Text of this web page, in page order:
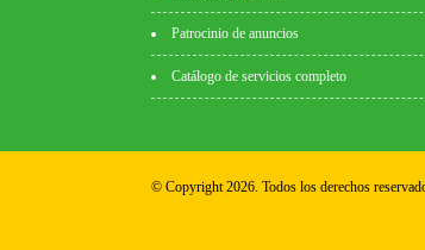
Patrocinio de anuncios
Catálogo de servicios completo
© Copyright 2026. Todos los derechos